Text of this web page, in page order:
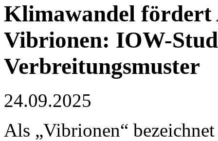
Klimawandel fördert
Vibrionen: IOW-
Verbreitungsmuster
24.09.2025
Als „Vibrionen“